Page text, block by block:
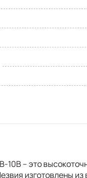
10B – это
изготовлены